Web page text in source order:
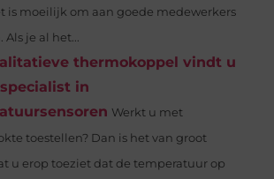
is moeilijk om aan goede medewerkers
Als je al het...
thermokoppel vindt u
in
Werkt u met
toestellen? Dan is het van groot
u erop toeziet dat de temperatuur op